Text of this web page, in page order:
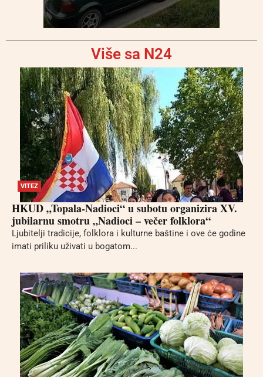
Više sa N24
VITEZ
HKUD „Topala-Nadioci“ u subotu organizira XV.
jubilarnu smotru „Nadioci – večer folklora“
Ljubitelji tradicije, folklora i kulturne baštine i ove će godine
imati priliku uživati u bogatom...